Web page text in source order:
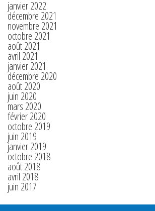
janvier 2022
décembre 2021
novembre 2021
octobre 2021
août 2021
avril 2021
janvier 2021
décembre 2020
août 2020
juin 2020
mars 2020
février 2020
octobre 2019
juin 2019
janvier 2019
octobre 2018
août 2018
avril 2018
juin 2017